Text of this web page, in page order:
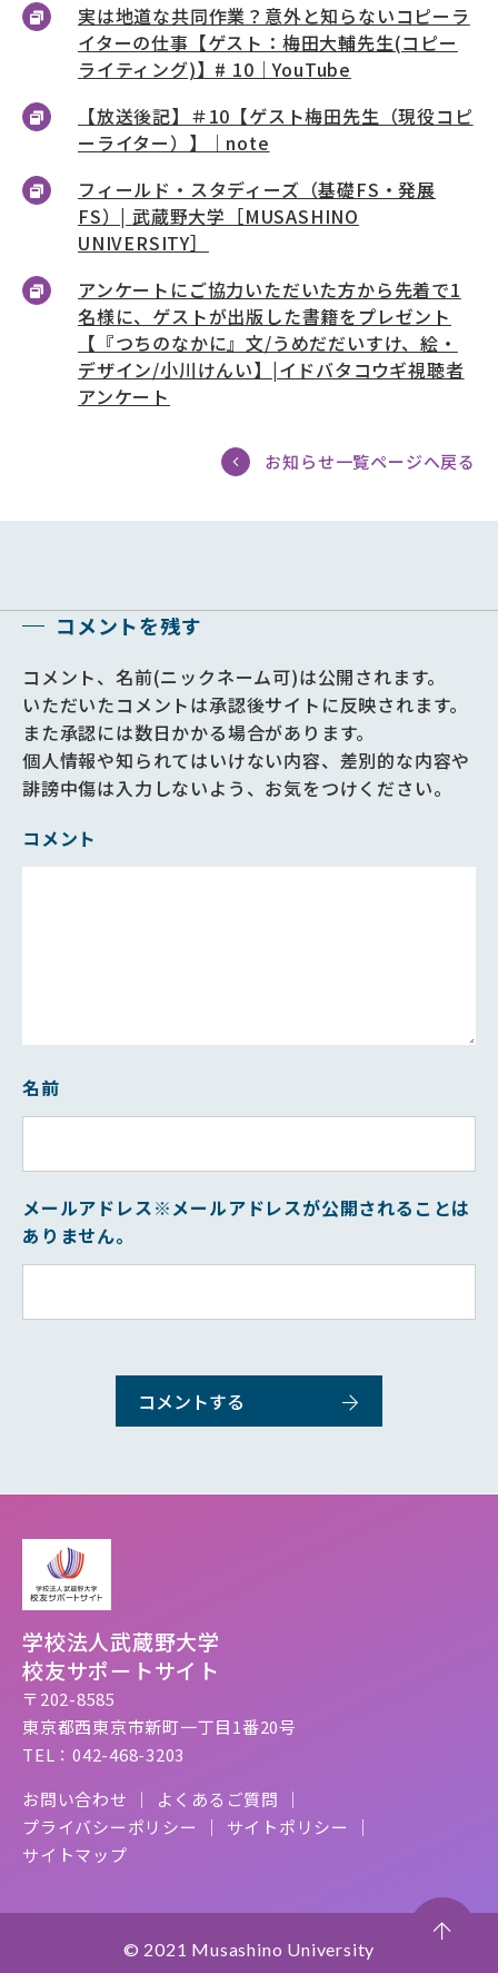
実は地道な共同作業？意外と知らないコピーラ
イターの仕事【ゲスト：梅田大輔先生(コピー
ライティング)】# 10｜YouTube
【放送後記】＃10【ゲスト梅田先生（現役コピ
ーライター）】｜note
フィールド・スタディーズ（基礎FS・発展
FS）| 武蔵野大学［MUSASHINO
UNIVERSITY］
アンケートにご協力いただいた方から先着で1
名様に、ゲストが出版した書籍をプレゼント
【『つちのなかに』文/うめだだいすけ、絵・
デザイン/小川けんい】|イドバタコウギ視聴者
アンケート
お知らせ一覧ページへ戻る
コメントを残す
コメント、名前(ニックネーム可)は公開されます。
いただいたコメントは承認後サイトに反映されます。
また承認には数日かかる場合があります。
個人情報や知られてはいけない内容、差別的な内容や
誹謗中傷は入力しないよう、お気をつけください。
コメント
名前
メールアドレス※メールアドレスが公開されることは
ありません。
学校法人武蔵野大学
校友サポートサイト
〒202-8585
東京都西東京市新町一丁目1番20号
TEL：042-468-3203
お問い合わせ
よくあるご質問
プライバシーポリシー
サイトポリシー
サイトマップ
© 2021 Musashino University